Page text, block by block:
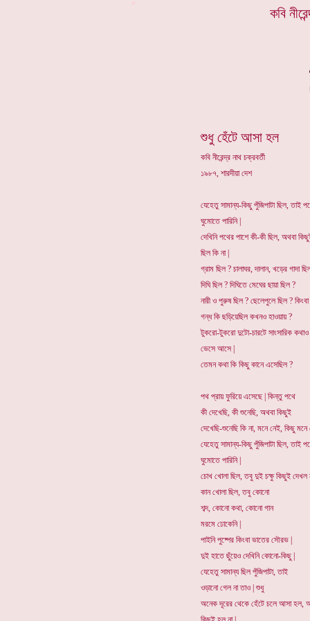
কবি
শুধু হেঁটে আসা হল
কবি নীরেন্দ্র নাথ চক্রবর্তী
১৯৮৭, শারদীয়া দেশ
যেহেতু সামান্য-কিছু পুঁজিপাটা ছিল, তাই
ঘুমোতে পারিনি |
দেখিনি পথের পাশে কী-কী ছিল, অথবা
ছিল কি না |
গ্রাম ছিল ? চালাঘর, দালান, খড়ের গাদা
দিঘি ছিল ? দিঘিতে মেঘের ছায়া ছিল ?
নারী ও পুরুষ ছিল ? ছেলেপুলে ছিল ?
গন্ধ কি ছড়িয়েছিল কখনও হাওয়ায় ?
টুকরো-টুকরো দুটো-চারটে সাংসারিক কথাও
ভেসে আসে |
তেমন কথা কি কিছু কানে এসেছিল ?
পথ প্রায় ফুরিয়ে এসেছে | কিন্তু পথে
কী দেখেছি, কী শুনেছি, অথবা কিছুই
দেখেছি-শুনেছি কি না, মনে নেই, কিছু মনে
যেহেতু সামান্য-কিছু পুঁজিপাটা ছিল, তাই
ঘুমোতে পারিনি |
চোখ খোলা ছিল, তবু দুই চক্ষু কিছুই দেখল
কান খোলা ছিল, তবু কোনো
শব্দ, কোনো কথা, কোনো গান
মরমে ঢোকেনি |
পাইনি পুষ্পের কিংবা ভাতের সৌরভ |
দুই হাতে ছুঁয়েও দেখিনি কোনো-কিছু |
যেহেতু সামান্য ছিল পুঁজিপাটা, তাই
ওড়ানো গেল না তাও | শুধু
অনেক দূরের থেকে হেঁটে চলে আসা হল,